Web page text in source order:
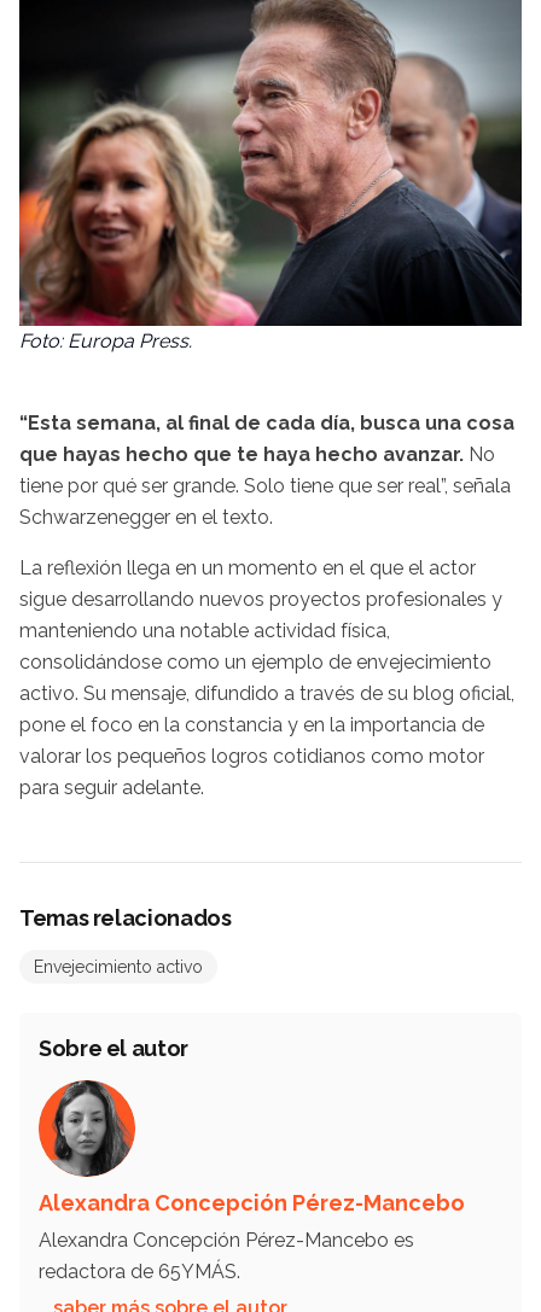
Foto: Europa Press.
“Esta semana, al final de cada día, busca una cosa
que hayas hecho que te haya hecho avanzar. No
tiene por qué ser grande. Solo tiene que ser real”, señala
Schwarzenegger en el texto.
La reflexión llega en un momento en el que el actor
sigue desarrollando nuevos proyectos profesionales y
manteniendo una notable actividad física,
consolidándose como un ejemplo de envejecimiento
activo. Su mensaje, difundido a través de su blog oficial,
pone el foco en la constancia y en la importancia de
valorar los pequeños logros cotidianos como motor
para seguir adelante.
Temas relacionados
Envejecimiento activo
Sobre el autor
Alexandra Concepción Pérez-Mancebo
Alexandra Concepción Pérez-Mancebo es
redactora de 65YMÁS.